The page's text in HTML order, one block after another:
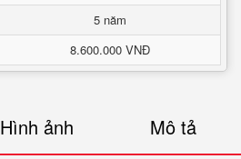
5 năm
8.600.000 VNĐ
Hình ảnh Mô tả